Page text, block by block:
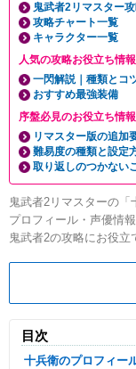
鬼武者2リマスター
攻略チャート一覧
キャラクター一覧
人気の攻略お役立ち情報
一閃解説｜種類とコ
おすすめ最強装備
序盤必見のお役立ち情報
リマスター版の追加
難易度の種類と設定
取り返しのつかない
鬼武者2リマスターの「
プロフィール・声優情
鬼武者2の攻略にお役立
目次
十兵衛のプロフィー